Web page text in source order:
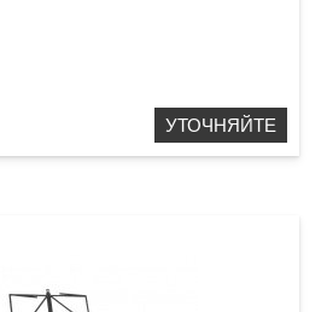
УТОЧНЯЙТЕ